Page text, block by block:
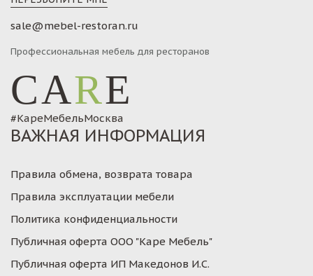
sale@mebel-restoran.ru
Профессиональная мебель для ресторанов
CARE
#КареМебельМосква
ВАЖНАЯ ИНФОРМАЦИЯ
Правила обмена, возврата товара
Правила эксплуатации мебели
Политика конфиденциальности
Публичная оферта ООО "Каре Мебель"
Публичная оферта ИП Македонов И.С.